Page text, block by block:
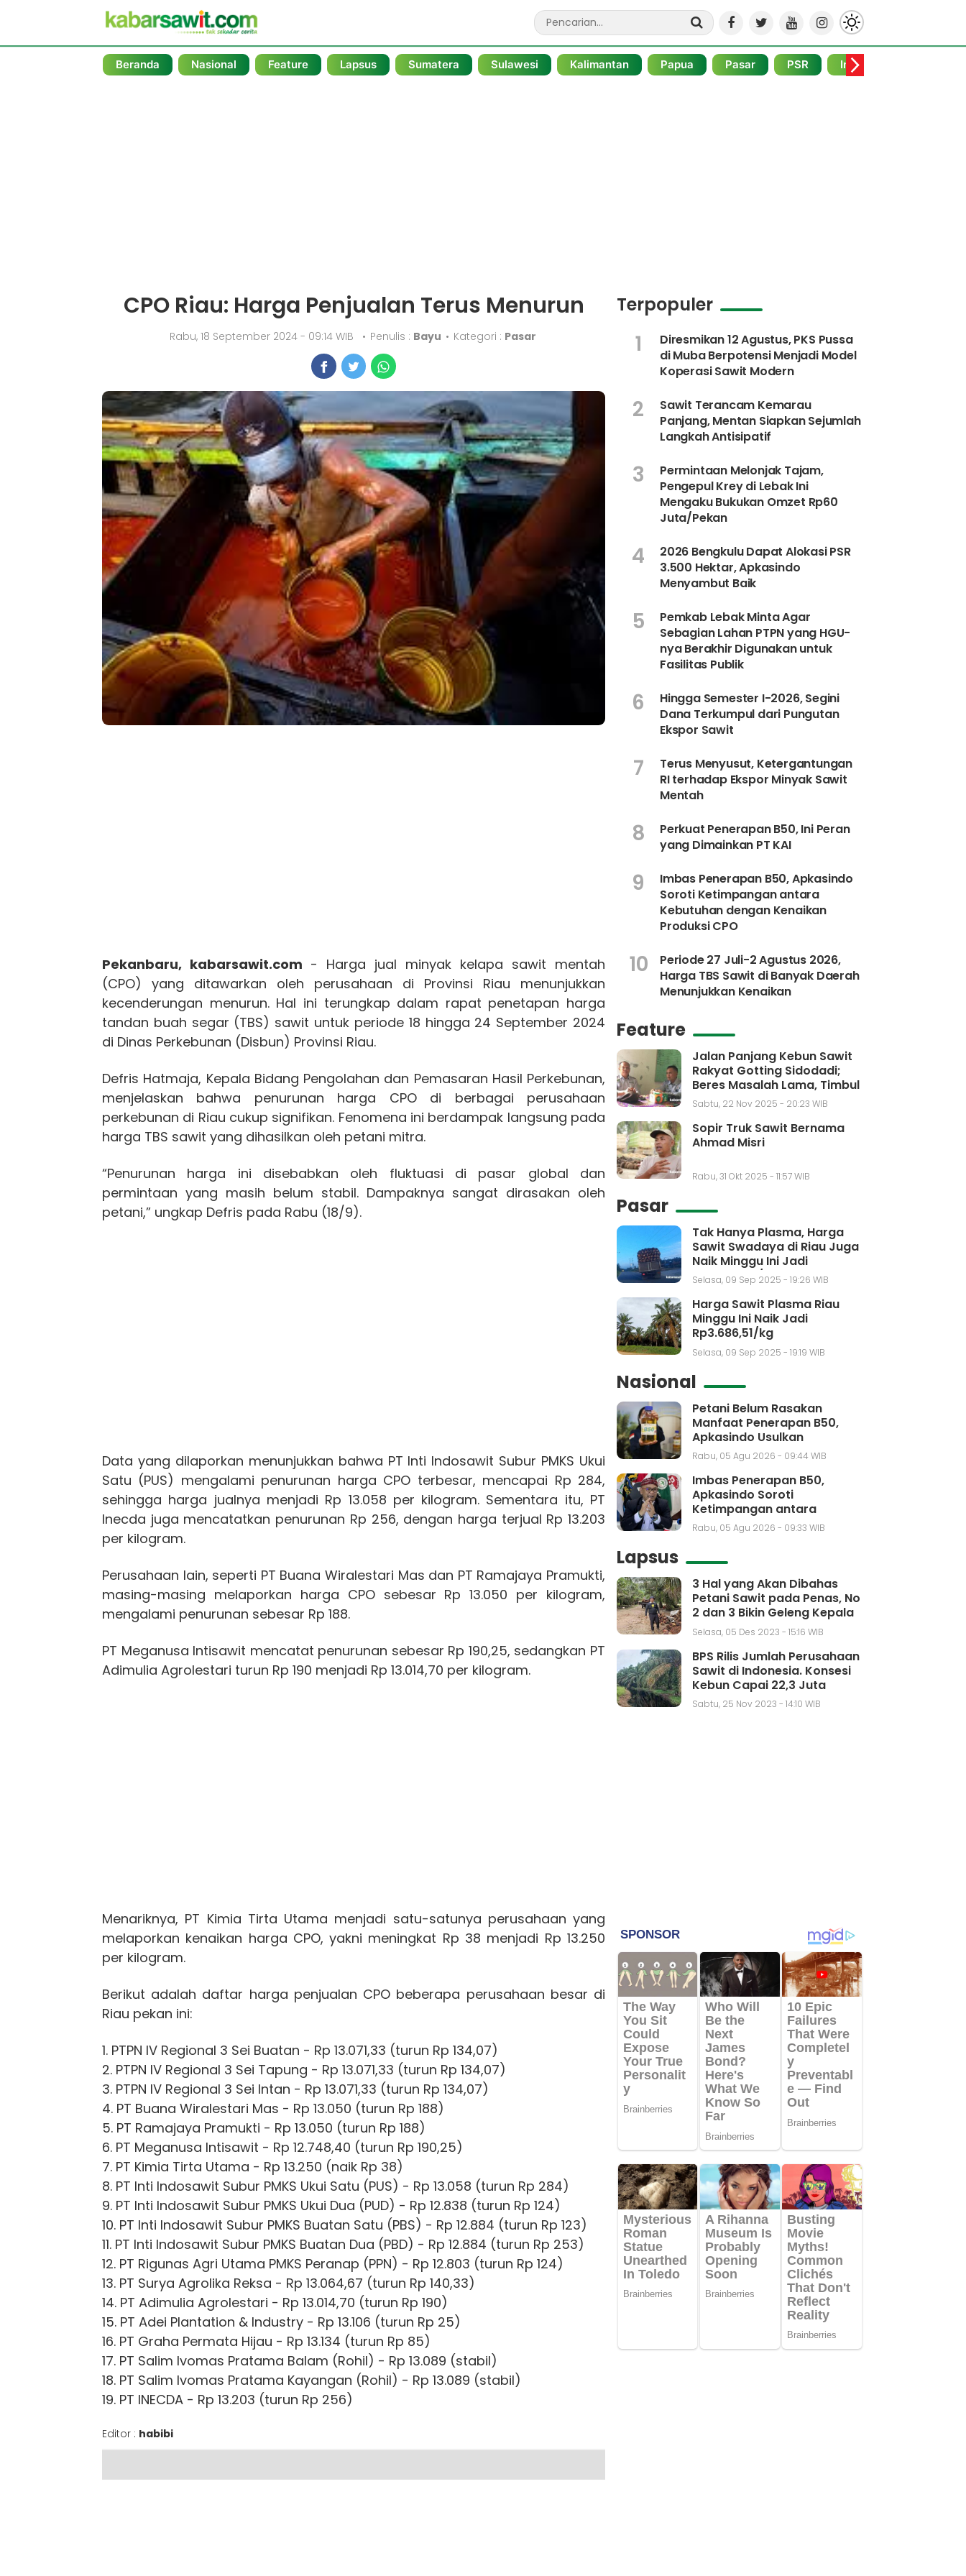
Beranda Nasional Feature Lapsus Sumatera Sulawesi Kalimantan Papua Pasar PSR Internasional
CPO Riau: Harga Penjualan Terus Menurun
Rabu, 18 September 2024 - 09:14 WIB • Penulis : Bayu • Kategori : Pasar
Pekanbaru, kabarsawit.com - Harga jual minyak kelapa sawit mentah
(CPO) yang ditawarkan oleh perusahaan di Provinsi Riau menunjukkan
kecenderungan menurun. Hal ini terungkap dalam rapat penetapan harga
tandan buah segar (TBS) sawit untuk periode 18 hingga 24 September 2024
di Dinas Perkebunan (Disbun) Provinsi Riau.
Defris Hatmaja, Kepala Bidang Pengolahan dan Pemasaran Hasil Perkebunan,
menjelaskan bahwa penurunan harga CPO di berbagai perusahaan
perkebunan di Riau cukup signifikan. Fenomena ini berdampak langsung pada
harga TBS sawit yang dihasilkan oleh petani mitra.
“Penurunan harga ini disebabkan oleh fluktuasi di pasar global dan
permintaan yang masih belum stabil. Dampaknya sangat dirasakan oleh
petani,” ungkap Defris pada Rabu (18/9).
Data yang dilaporkan menunjukkan bahwa PT Inti Indosawit Subur PMKS Ukui
Satu (PUS) mengalami penurunan harga CPO terbesar, mencapai Rp 284,
sehingga harga jualnya menjadi Rp 13.058 per kilogram. Sementara itu, PT
Inecda juga mencatatkan penurunan Rp 256, dengan harga terjual Rp 13.203
per kilogram.
Perusahaan lain, seperti PT Buana Wiralestari Mas dan PT Ramajaya Pramukti,
masing-masing melaporkan harga CPO sebesar Rp 13.050 per kilogram,
mengalami penurunan sebesar Rp 188.
PT Meganusa Intisawit mencatat penurunan sebesar Rp 190,25, sedangkan PT
Adimulia Agrolestari turun Rp 190 menjadi Rp 13.014,70 per kilogram.
Menariknya, PT Kimia Tirta Utama menjadi satu-satunya perusahaan yang
melaporkan kenaikan harga CPO, yakni meningkat Rp 38 menjadi Rp 13.250
per kilogram.
Berikut adalah daftar harga penjualan CPO beberapa perusahaan besar di
Riau pekan ini:
1. PTPN IV Regional 3 Sei Buatan - Rp 13.071,33 (turun Rp 134,07)
2. PTPN IV Regional 3 Sei Tapung - Rp 13.071,33 (turun Rp 134,07)
3. PTPN IV Regional 3 Sei Intan - Rp 13.071,33 (turun Rp 134,07)
4. PT Buana Wiralestari Mas - Rp 13.050 (turun Rp 188)
5. PT Ramajaya Pramukti - Rp 13.050 (turun Rp 188)
6. PT Meganusa Intisawit - Rp 12.748,40 (turun Rp 190,25)
7. PT Kimia Tirta Utama - Rp 13.250 (naik Rp 38)
8. PT Inti Indosawit Subur PMKS Ukui Satu (PUS) - Rp 13.058 (turun Rp 284)
9. PT Inti Indosawit Subur PMKS Ukui Dua (PUD) - Rp 12.838 (turun Rp 124)
10. PT Inti Indosawit Subur PMKS Buatan Satu (PBS) - Rp 12.884 (turun Rp 123)
11. PT Inti Indosawit Subur PMKS Buatan Dua (PBD) - Rp 12.884 (turun Rp 253)
12. PT Rigunas Agri Utama PMKS Peranap (PPN) - Rp 12.803 (turun Rp 124)
13. PT Surya Agrolika Reksa - Rp 13.064,67 (turun Rp 140,33)
14. PT Adimulia Agrolestari - Rp 13.014,70 (turun Rp 190)
15. PT Adei Plantation & Industry - Rp 13.106 (turun Rp 25)
16. PT Graha Permata Hijau - Rp 13.134 (turun Rp 85)
17. PT Salim Ivomas Pratama Balam (Rohil) - Rp 13.089 (stabil)
18. PT Salim Ivomas Pratama Kayangan (Rohil) - Rp 13.089 (stabil)
19. PT INECDA - Rp 13.203 (turun Rp 256)
Editor : habibi
Terpopuler
1
Diresmikan 12 Agustus, PKS Pussa
di Muba Berpotensi Menjadi Model
Koperasi Sawit Modern
2
Sawit Terancam Kemarau
Panjang, Mentan Siapkan Sejumlah
Langkah Antisipatif
3
Permintaan Melonjak Tajam,
Pengepul Krey di Lebak Ini
Mengaku Bukukan Omzet Rp60
Juta/Pekan
4
2026 Bengkulu Dapat Alokasi PSR
3.500 Hektar, Apkasindo
Menyambut Baik
5
Pemkab Lebak Minta Agar
Sebagian Lahan PTPN yang HGU-
nya Berakhir Digunakan untuk
Fasilitas Publik
6
Hingga Semester I-2026, Segini
Dana Terkumpul dari Pungutan
Ekspor Sawit
7
Terus Menyusut, Ketergantungan
RI terhadap Ekspor Minyak Sawit
Mentah
8
Perkuat Penerapan B50, Ini Peran
yang Dimainkan PT KAI
9
Imbas Penerapan B50, Apkasindo
Soroti Ketimpangan antara
Kebutuhan dengan Kenaikan
Produksi CPO
10
Periode 27 Juli-2 Agustus 2026,
Harga TBS Sawit di Banyak Daerah
Menunjukkan Kenaikan
Feature
Jalan Panjang Kebun Sawit
Rakyat Gotting Sidodadi;
Beres Masalah Lama, Timbul
Masalah Baru
Sabtu, 22 Nov 2025 - 20:23 WIB
Sopir Truk Sawit Bernama
Ahmad Misri
Rabu, 31 Okt 2025 - 11:57 WIB
Pasar
Tak Hanya Plasma, Harga
Sawit Swadaya di Riau Juga
Naik Minggu Ini Jadi
Rp3.650,30/kg
Selasa, 09 Sep 2025 - 19:26 WIB
Harga Sawit Plasma Riau
Minggu Ini Naik Jadi
Rp3.686,51/kg
Selasa, 09 Sep 2025 - 19:19 WIB
Nasional
Petani Belum Rasakan
Manfaat Penerapan B50,
Apkasindo Usulkan
Pembentukan Bursa Sawit
Indonesia
Rabu, 05 Agu 2026 - 09:44 WIB
Imbas Penerapan B50,
Apkasindo Soroti
Ketimpangan antara
Kebutuhan dengan Kenaikan
Produksi CPO
Rabu, 05 Agu 2026 - 09:33 WIB
Lapsus
3 Hal yang Akan Dibahas
Petani Sawit pada Penas, No
2 dan 3 Bikin Geleng Kepala
Selasa, 05 Des 2023 - 15:16 WIB
BPS Rilis Jumlah Perusahaan
Sawit di Indonesia. Konsesi
Kebun Capai 22,3 Juta
Hektar
Sabtu, 25 Nov 2023 - 14:10 WIB